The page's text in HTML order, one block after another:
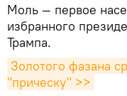
Моль — первое
избранного
Трампа.
Золотого фазана
"прическу" >>